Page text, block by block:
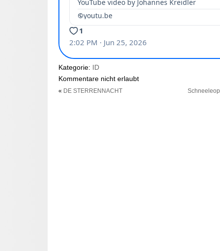
Kategorie:
ID
Kommentare nicht erlaubt
« DE STERRENNACHT